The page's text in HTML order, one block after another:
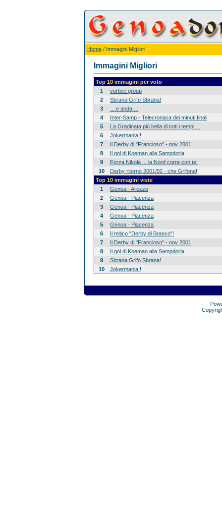
Home / Immagini Migliori
Immagini Migliori
Top 10 immagini per voto
1
vortice group
2
Sbrana Grifo Sbrana!
3
... e anda ...
4
Inter-Samp - Telecronaca dei minuti finali
5
La Gradinata più bella di tutti i tempi ...
6
Jokermania!!
7
Il Derby di "Francioso" - nov 2001
8
Il gol di Koeman alla Sampdoria
9
Forza Nikola ... la Nord corre con te!
10
Derby ritorno 2001/02 - che Grifone!
Top 10 immagini viste
1
Genoa - Arezzo
2
Genoa - Piacenza
3
Genoa - Piacenza
4
Genoa - Piacenza
5
Genoa - Piacenza
6
Il mitico "Derby di Branco"!
7
Il Derby di "Francioso" - nov 2001
8
Il gol di Koeman alla Sampdoria
9
Sbrana Grifo Sbrana!
10
Jokermania!!